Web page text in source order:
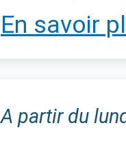
En savoir
A partir du